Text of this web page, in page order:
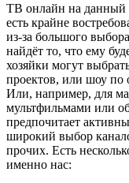
ТВ онлайн на данный
есть крайне
из-за большого
найдёт то, что ему
хозяйки могут
проектов, или шоу по
Или, например, для
мультфильмами или
предпочитает
широкий выбор
прочих. Есть
именно нас: